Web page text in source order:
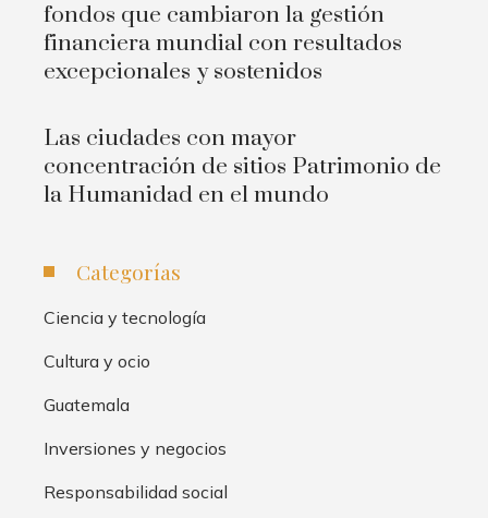
fondos que cambiaron la gestión
financiera mundial con resultados
excepcionales y sostenidos
Las ciudades con mayor
concentración de sitios Patrimonio de
la Humanidad en el mundo
Categorías
Ciencia y tecnología
Cultura y ocio
Guatemala
Inversiones y negocios
Responsabilidad social